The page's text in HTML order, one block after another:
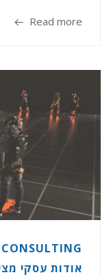
Read more
אודות עסקי